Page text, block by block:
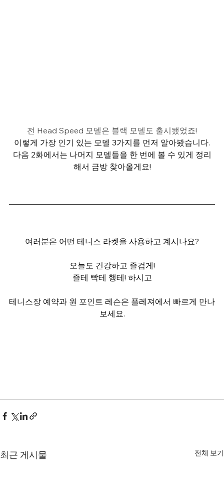
전 Head Speed 모델은 블랙 모델도 출시됐었죠!
이렇게 가장 인기 있는 모델 3가지를 먼저 알아봤습니다.
다음 2화에서는 나머지 모델들을 한 번에 볼 수 있게 정리
해서 금방 찾아올게요!
여러분은 어떤 테니스 라켓을 사용하고 계시나요?
오늘도 건강하고 즐겁게!
즐테 빡테 행테! 하시고
테니스장 예약과 원 포인트 레슨은 플레져에서 빠르게 만나
보세요.
최근 게시물 전체 보기